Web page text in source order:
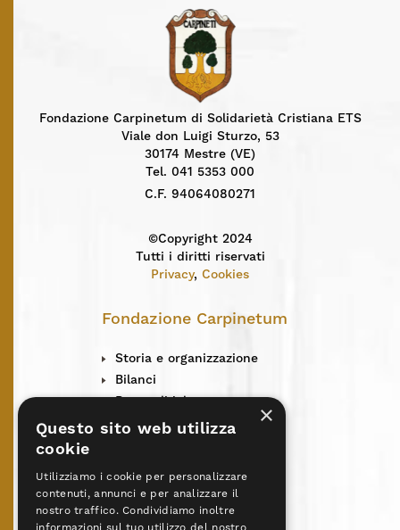
Fondazione Carpinetum di Solidarietà Cristiana ETS
Viale don Luigi Sturzo, 53
30174 Mestre (VE)
Tel. 041 5353 000
C.F. 94064080271
©Copyright 2024
Tutti i diritti riservati
Privacy, Cookies
Fondazione Carpinetum
Storia e organizzazione
Bilanci
Centro solidarietà
Contatti
Centri Don Vecchi
×
Questo sito web utilizza
cookie
Utilizziamo i cookie per personalizzare
contenuti, annunci e per analizzare il
nostro traffico. Condividiamo inoltre